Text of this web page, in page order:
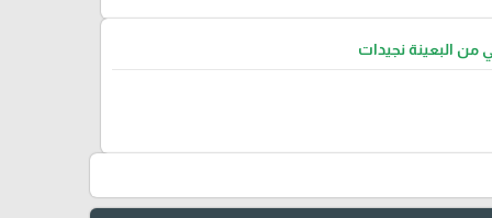
من البعينة نجيدات